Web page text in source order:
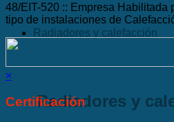
Radiadores y calefacción
Radiadores y
48/EIT-520 :: Empresa Habilitada
tipo de instalaciones de
×
Certificación